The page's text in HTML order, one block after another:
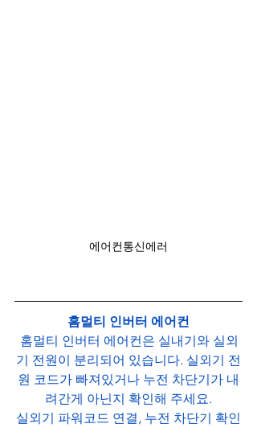
에어컨통신에러
홈멀티 인버터 에어컨
홈멀티 인버터 에어컨은 실내기와 실외
기 전원이 분리되어 있습니다. 실외기 전
원 코드가 빠져있거나 누전 차단기가 내
려간게 아닌지 확인해 주세요.
실외기 파워코드 연결, 누전 차단기 확인